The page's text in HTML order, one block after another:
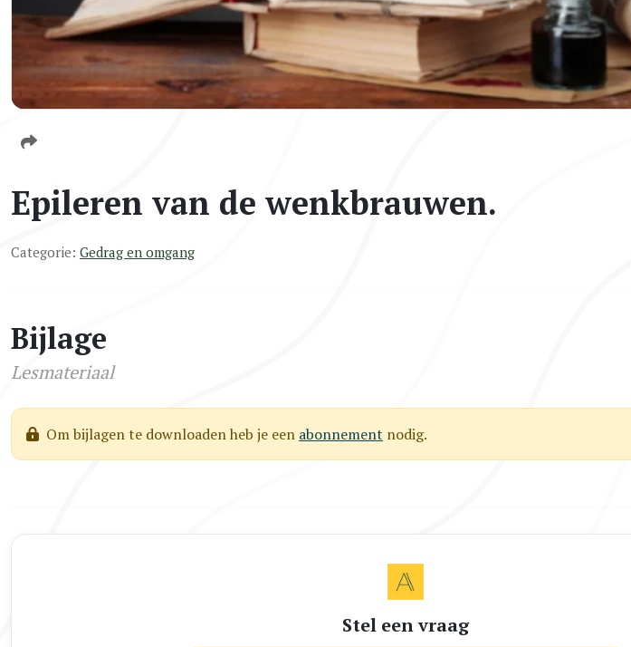
Epileren van de wenkbrauwen.
Categorie: Gedrag en omgang
Bijlage
Lesmateriaal
Om bijlagen te downloaden heb je een abonnement nodig.
Stel een vraag